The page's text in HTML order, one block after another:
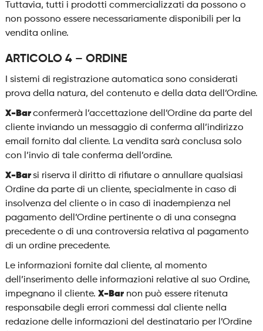
Tuttavia, tutti i prodotti commercializzati da possono o
non possono essere necessariamente disponibili per la
vendita online.
ARTICOLO 4 – ORDINE
I sistemi di registrazione automatica sono considerati
prova della natura, del contenuto e della data dell’Ordine.
X-Barconfermerà l’accettazione dell’Ordine da parte del
cliente inviando un messaggio di conferma all’indirizzo
email fornito dal cliente. La vendita sarà conclusa solo
con l’invio di tale conferma dell’ordine.
X-Barsi riserva il diritto di rifiutare o annullare qualsiasi
Ordine da parte di un cliente, specialmente in caso di
insolvenza del cliente o in caso di inadempienza nel
pagamento dell’Ordine pertinente o di una consegna
precedente o di una controversia relativa al pagamento
di un ordine precedente.
Le informazioni fornite dal cliente, al momento
dell’inserimento delle informazioni relative al suo Ordine,
impegnano il cliente. X-Barnon può essere ritenuta
responsabile degli errori commessi dal cliente nella
redazione delle informazioni del destinatario per l’Ordine